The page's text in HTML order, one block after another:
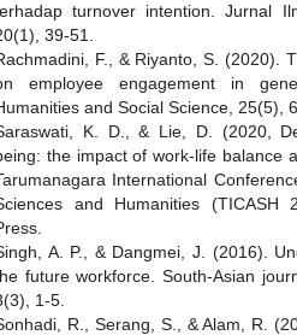
turnover intention. Jurnal
39-51.
F., & Riyanto, S. (2020).
employee engagement in
and Social Science, 25(5),
K. D., & Lie, D. (2020,
the impact of work-life balance
International
and Humanities (TICASH
A. P., & Dangmei, J. (2016).
future workforce. South-Asian
1-5.
R., Serang, S., & Alam, R.